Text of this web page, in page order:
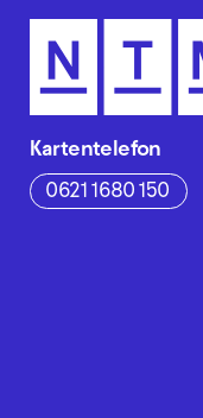
Kartentelefon
0621 1680 150